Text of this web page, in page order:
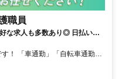
職員
な求人も多数あり◎ 日払い・
軟にご相談いただけます♪